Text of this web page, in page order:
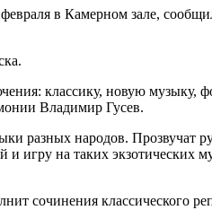
в Камерном зале,
классику, новую музыку,
Владимир Гусев.
разных народов. Прозвучат
игру на таких экзотических
сочинения классического